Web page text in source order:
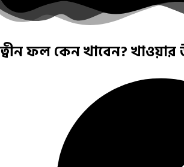
ত্বীন ফল কেন খাবেন? খাওয়ার